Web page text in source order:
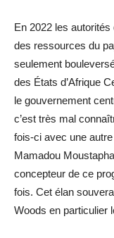
En 2022 les
des ressources du
seulement
des États d’Afrique
le gouvernement
c’est très mal
fois-ci avec une
Mamadou
concepteur de ce
fois. Cet élan
Woods en particulier